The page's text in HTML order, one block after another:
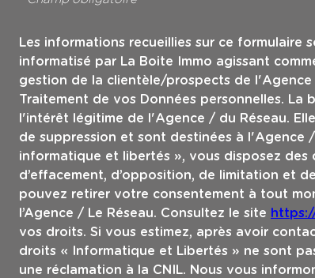
Les informations recueillies sur ce formulaire
informatisé par La Boite Immo agissant
gestion de la clientèle/prospects de
Traitement de vos Données personnelles. La
l'intérêt légitime de l'Agence / du Réseau.
de suppression et sont destinées à l'Agence
informatique et libertés », vous disposez des
d’effacement, d’opposition, de limitation et
pouvez retirer votre consentement à tout
l’Agence / Le Réseau. Consultez le site
vos droits. Si vous estimez, après avoir
droits « Informatique et Libertés » ne sont
une réclamation à la CNIL. Nous vous